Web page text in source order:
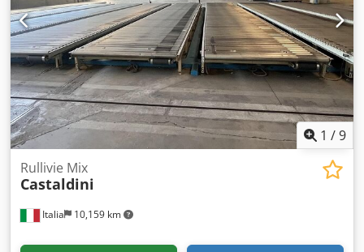
1 /9
Italia 10,159 km
Rullivie Mix
Castaldini